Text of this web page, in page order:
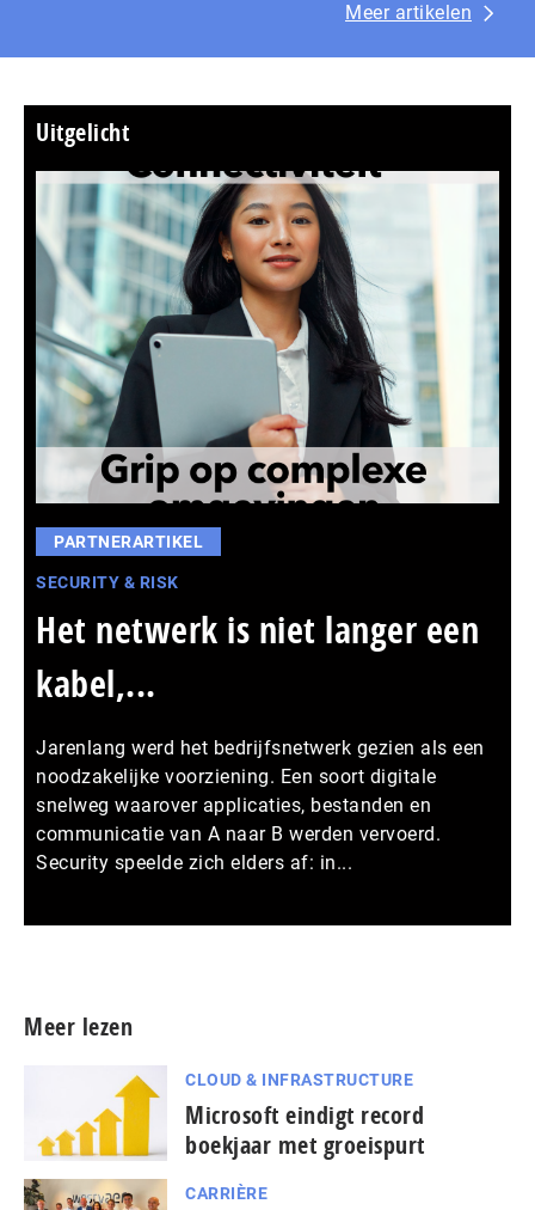
Meer artikelen
Uitgelicht
PARTNERARTIKEL
SECURITY & RISK
Het netwerk is niet langer een
kabel,...
Jarenlang werd het bedrijfsnetwerk gezien als een
noodzakelijke voorziening. Een soort digitale
snelweg waarover applicaties, bestanden en
communicatie van A naar B werden vervoerd.
Security speelde zich elders af: in...
Meer lezen
CLOUD & INFRASTRUCTURE
Microsoft eindigt record
boekjaar met groeispurt
CARRIÈRE